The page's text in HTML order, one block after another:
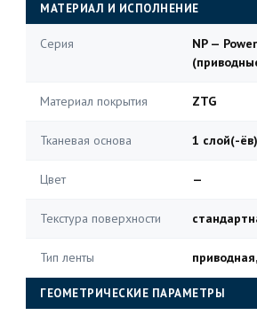
МАТЕРИАЛ И ИСПОЛНЕНИЕ
Серия
NP —
Материал покрытия ZTG
Тканевая основа 1 слой(-ёв)
Цвет —
Текстура поверхности
Тип ленты
ГЕОМЕТРИЧЕСКИЕ ПАРАМЕТРЫ